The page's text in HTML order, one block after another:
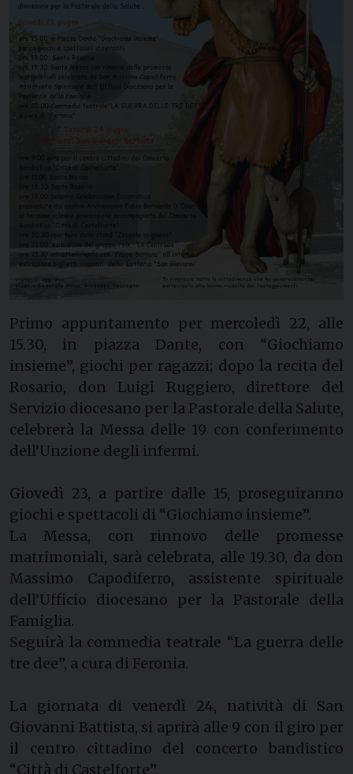
Primo appuntamento per mercoledì 22, alle
15.30, in piazza Dante, con “Giochiamo
insieme”, giochi per ragazzi; dopo la recita del
Rosario, don Luigi Ruggiero, direttore del
Servizio diocesano per la Pastorale della Salute,
celebrerà la Messa delle 19 con conferimento
dell’Unzione degli infermi.
Giovedì 23, a partire dalle 15, proseguiranno
giochi e spettacoli di “Giochiamo insieme”.
La Messa, con rinnovo delle promesse
matrimoniali, sarà celebrata, alle 19.30, da don
Massimo Capodiferro, assistente spirituale
dell’Ufficio diocesano per la Pastorale della
Famiglia.
Seguirà la commedia teatrale “La guerra delle
tre dee”, a cura di Feronia.
La giornata di venerdì 24, natività di San
Giovanni Battista, si aprirà alle 9 con il giro per
il centro cittadino del concerto bandistico
“Città di Castelforte”.